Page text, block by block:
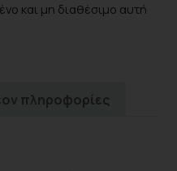
και μη διαθέσιμο αυτή
πληροφορίες